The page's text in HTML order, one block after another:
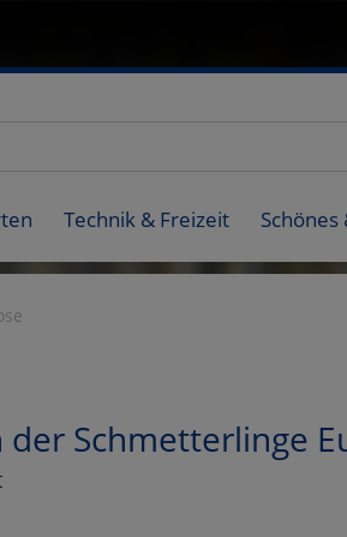
Technik & Freizeit
Schmetterlinge